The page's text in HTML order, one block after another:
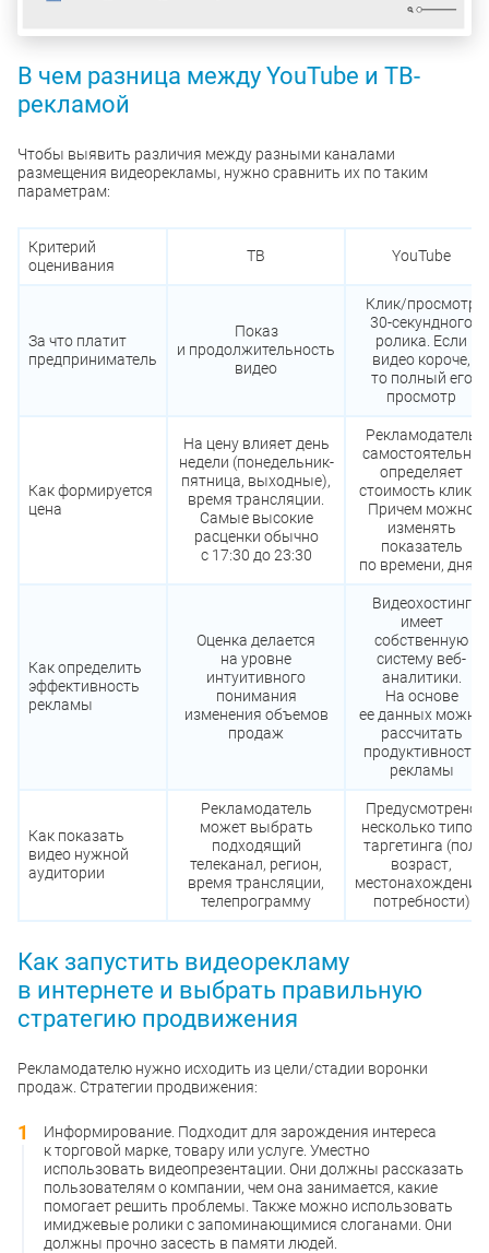
В чем разница между YouTube и ТВ-
рекламой
Чтобы выявить различия между разными каналами
размещения видеорекламы, нужно сравнить их по таким
параметрам:
Критерий
оценивания
ТВ YouTube
За что платит
предприниматель
Показ
и продолжительность
видео
Клик/просмотр
30-секундного
ролика. Если
видео короче,
то полный его
просмотр
Как формируется
цена
На цену влияет день
недели (понедельник-
пятница, выходные),
время трансляции.
Самые высокие
расценки обычно
с 17:30 до 23:30
Рекламодатель
самостоятельно
определяет
стоимость клика.
Причем можно
изменять
показатель
по времени, дням
Как определить
эффективность
рекламы
Оценка делается
на уровне
интуитивного
понимания
изменения объемов
продаж
Видеохостинг
имеет
собственную
систему веб-
аналитики.
На основе
ее данных можно
рассчитать
продуктивность
рекламы
Как показать
видео нужной
аудитории
Рекламодатель
может выбрать
подходящий
телеканал, регион,
время трансляции,
телепрограмму
Предусмотрено
несколько типов
таргетинга (пол,
возраст,
местонахождение,
потребности)
Как запустить видеорекламу
в интернете и выбрать правильную
стратегию продвижения
Рекламодателю нужно исходить из цели/стадии воронки
продаж. Стратегии продвижения:
Информирование. Подходит для зарождения интереса
к торговой марке, товару или услуге. Уместно
использовать видеопрезентации. Они должны рассказать
пользователям о компании, чем она занимается, какие
помогает решить проблемы. Также можно использовать
имиджевые ролики с запоминающимися слоганами. Они
должны прочно засесть в памяти людей.